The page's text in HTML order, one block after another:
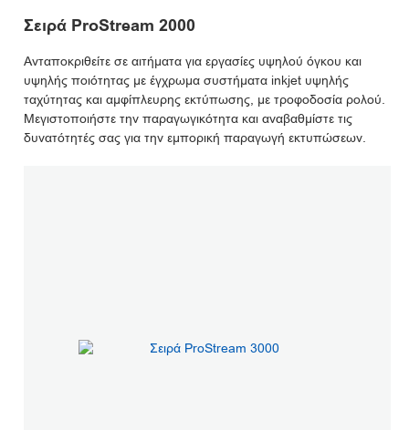
Σειρά ProStream 2000
Ανταποκριθείτε σε αιτήματα για εργασίες υψηλού όγκου και
υψηλής ποιότητας με έγχρωμα συστήματα inkjet υψηλής
ταχύτητας και αμφίπλευρης εκτύπωσης, με τροφοδοσία ρολού.
Μεγιστοποιήστε την παραγωγικότητα και αναβαθμίστε τις
δυνατότητές σας για την εμπορική παραγωγή εκτυπώσεων.